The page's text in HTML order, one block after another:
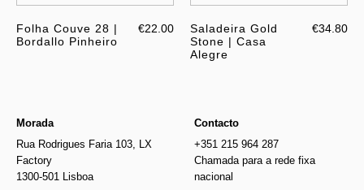
Folha Couve 28 |
Bordallo Pinheiro
€22.00
Saladeira Gold
Stone | Casa
Alegre
€34.80
Morada
Rua Rodrigues Faria 103, LX
Factory
1300-501 Lisboa
Contacto
+351 215 964 287
Chamada para a rede fixa
nacional